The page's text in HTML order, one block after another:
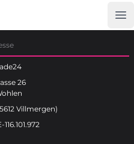
26
Villmergen)